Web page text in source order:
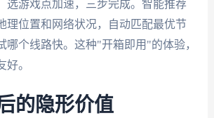
选游戏点加速，三步完成。智能推荐
理位置和网络状况，自动匹配最优节
哪个线路快。这种"开箱即用"的体验，
。
的隐形价值